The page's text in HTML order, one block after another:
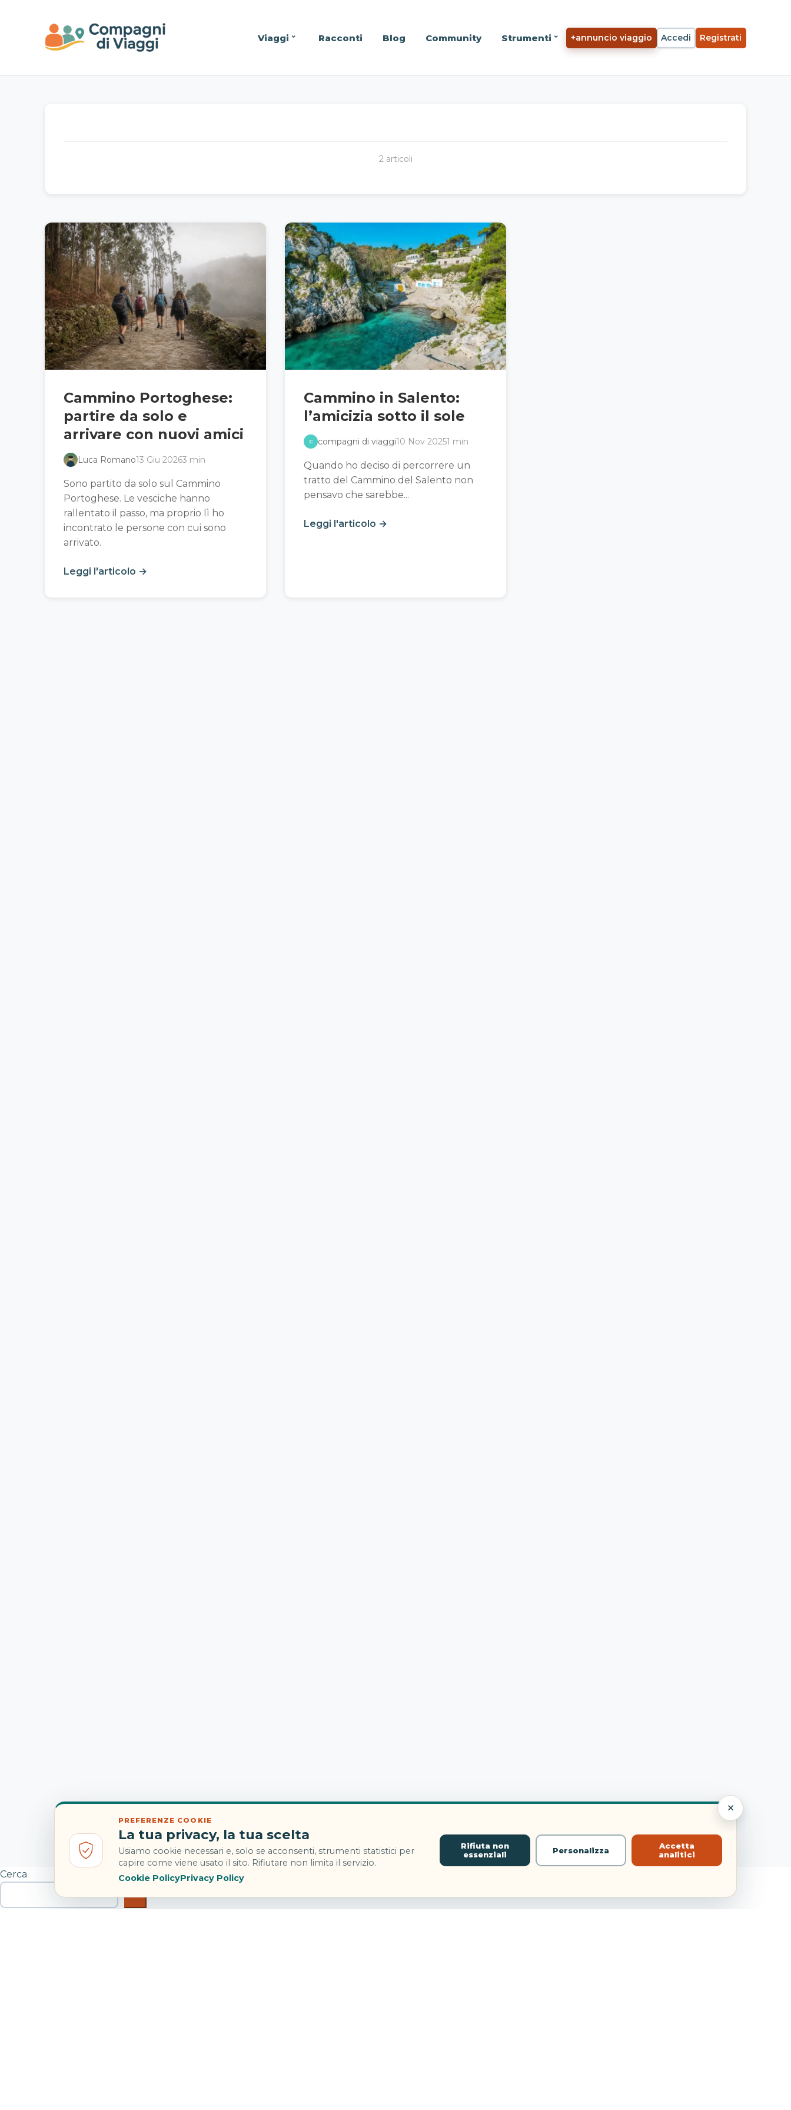
Viaggi Racconti Blog Community Strumenti +annuncio viaggio Accedi Registrati
2 articoli
Cammino Portoghese:
partire da solo e
arrivare con nuovi amici
Luca Romano13 Giu 20263 min
Sono partito da solo sul Cammino
Portoghese. Le vesciche hanno
rallentato il passo, ma proprio lì ho
incontrato le persone con cui sono
arrivato.
Leggi l'articolo →
Cammino in Salento:
l’amicizia sotto il sole
C compagni di viaggi10 Nov 20251 min
Quando ho deciso di percorrere un
tratto del Cammino del Salento non
pensavo che sarebbe...
Leggi l'articolo →
Cerca
Cerca
×
PREFERENZE COOKIE
La tua privacy, la tua scelta
Usiamo cookie necessari e, solo se acconsenti, strumenti statistici per
capire come viene usato il sito. Rifiutare non limita il servizio.
Cookie PolicyPrivacy Policy
Rifiuta non
essenziali
Personalizza
Accetta
analitici